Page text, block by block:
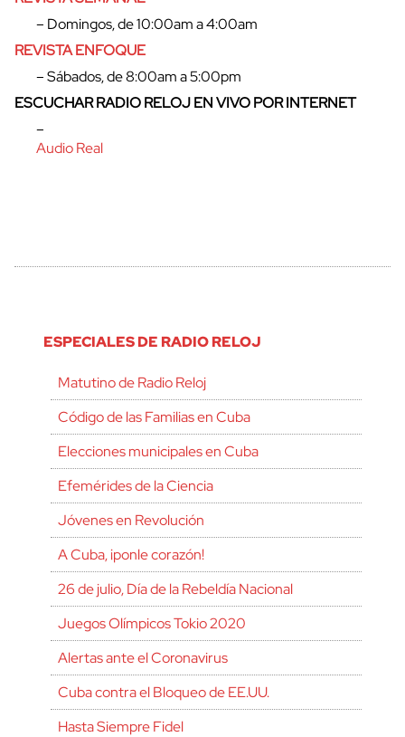
– Domingos, de 10:00am a 4:00am
REVISTA ENFOQUE
– Sábados, de 8:00am a 5:00pm
ESCUCHAR RADIO RELOJ EN VIVO POR INTERNET
–
Audio Real
ESPECIALES DE RADIO RELOJ
Matutino de Radio Reloj
Código de las Familias en Cuba
Elecciones municipales en Cuba
Efemérides de la Ciencia
Jóvenes en Revolución
A Cuba, ¡ponle corazón!
26 de julio, Día de la Rebeldía Nacional
Juegos Olímpicos Tokio 2020
Alertas ante el Coronavirus
Cuba contra el Bloqueo de EE.UU.
Hasta Siempre Fidel